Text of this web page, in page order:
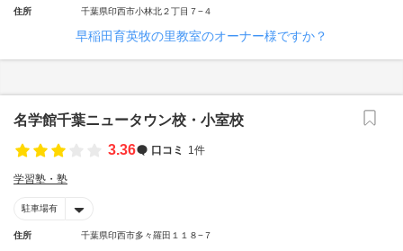
住所 千葉県印西市小林北２丁目７−４
早稲田育英牧の里教室のオーナー様ですか？
名学館千葉ニュータウン校・小室校
3.36
口コミ 1件
学習塾・塾
駐車場有
住所 千葉県印西市多々羅田１１８−７